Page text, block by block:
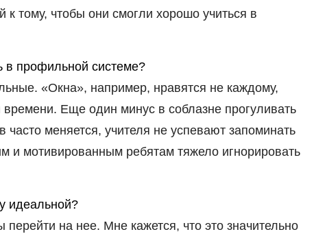
к тому, чтобы они смогли хорошо учиться в
в профильной системе?
«Окна», например, нравятся не каждому,
Еще один минус в соблазне прогуливать
часто меняется, учителя не успевают запоминать
и мотивированным ребятам тяжело игнорировать
идеальной?
на нее. Мне кажется, что это значительно